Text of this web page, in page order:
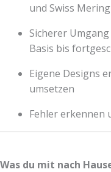
und Swiss
Sicherer
Basis bis
Eigene Designs
umsetzen
Fehler erkennen
Was du mit nach